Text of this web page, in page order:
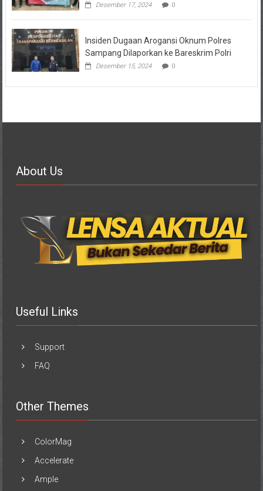
Desember 17, 2024 0
Insiden Dugaan Arogansi Oknum Polres
Sampang Dilaporkan ke Bareskrim Polri
Desember 15, 2024 0
About Us
Useful Links
Support
FAQ
Other Themes
ColorMag
Accelerate
Ample